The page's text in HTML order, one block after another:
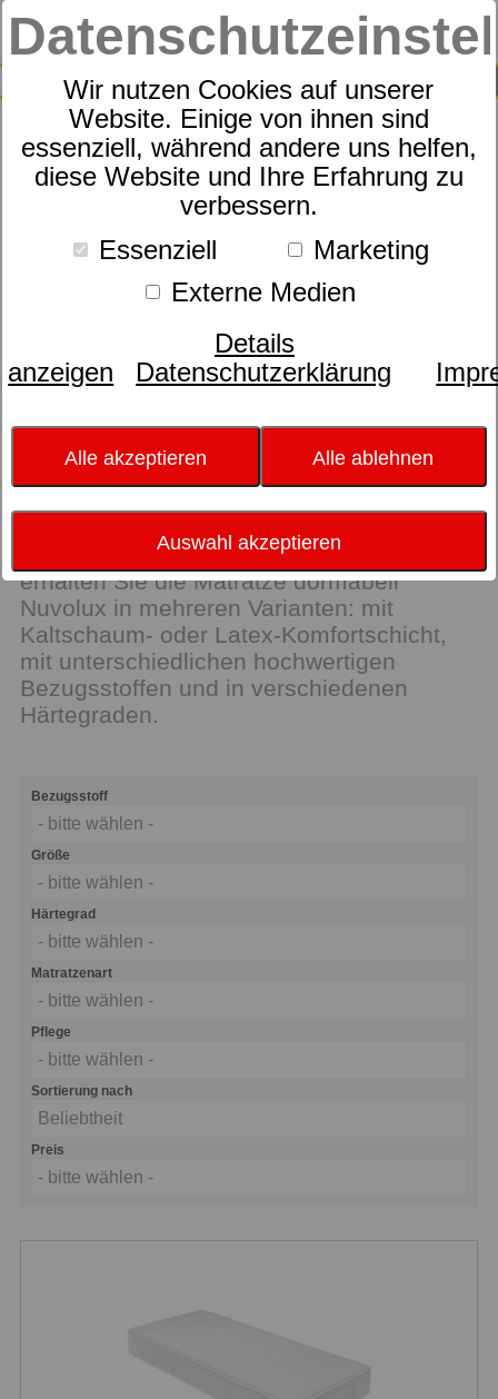
Wir nutzen Cookies auf unserer
Website. Einige von ihnen sind
essenziell, während andere uns helfen,
diese Website und Ihre Erfahrung zu
verbessern.
Essenziell
Marketing
Externe Medien
Details
anzeigen
Datenschutzerklärung
Alle akzeptieren Alle ablehnen
Auswahl akzeptieren
SUCHE
0
Produkte Matratzen
dormabell Nuvolux
2 Produkte
dormabell Nuvolux
Genießen Sie traumhafte Nächte und
erleben Sie einzigartigen Schlafkomfort.
Mit der Taschenfederkernmatratze
richtig. Denn sie passt sich Ihrer
Körperform und Ihren Schlafgewohnheiten
perfekt an, unterstützt Ihren Körper aktiv
und Sie können auf ganzer Linie
entspannen. Denn die Matratze bietet
gleichmäßig hohen ergonomischen
Bedürfnisse das Maß aller Dinge sind,
erhalten Sie die Matratze dormabell
Nuvolux in mehreren Varianten: mit
Kaltschaum- oder Latex-Komfortschicht,
mit unterschiedlichen hochwertigen
Bezugsstoffen und in verschiedenen
Härtegraden.
Bezugsstoff
- bitte wählen -
Größe
- bitte wählen -
Härtegrad
- bitte wählen -
Matratzenart
- bitte wählen -
Pflege
- bitte wählen -
Sortierung nach
Beliebtheit
Preis
- bitte wählen -